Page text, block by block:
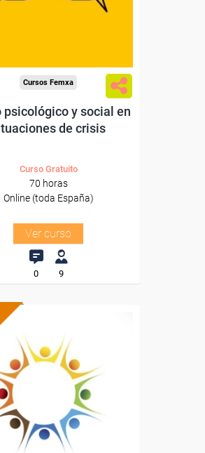
Cursos Femxa
psicológico y social en
de crisis
Curso Gratuito
70 horas
Online (toda España)
Ver curso
0 9
Formación 100%
subvencionada.
desempleados,
y autónomos.
Sector
-Educación.